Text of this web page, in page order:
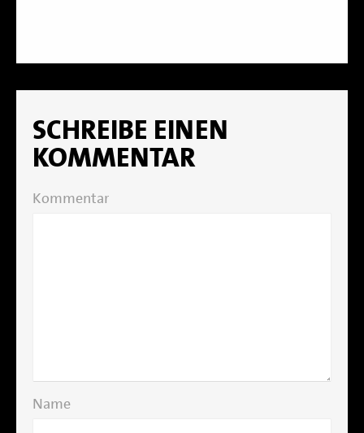
SCHREIBE EINEN
KOMMENTAR
Kommentar
Name